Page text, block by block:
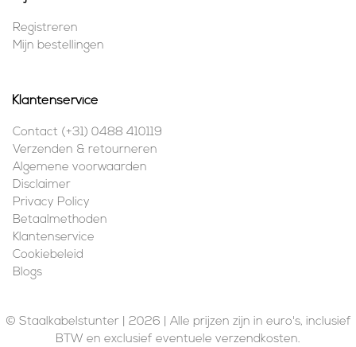
Registreren
Mijn bestellingen
Klantenservice
Contact (+31) 0488 410119
Verzenden & retourneren
Algemene voorwaarden
Disclaimer
Privacy Policy
Betaalmethoden
Klantenservice
Cookiebeleid
Blogs
© Staalkabelstunter | 2026 | Alle prijzen zijn in euro's, inclusief
BTW en exclusief eventuele verzendkosten.